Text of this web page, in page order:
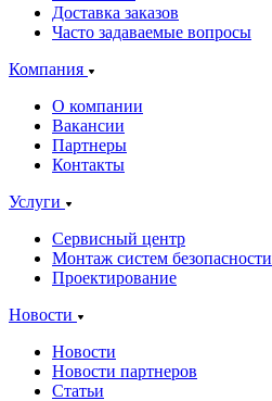
Доставка заказов
Часто задаваемые вопросы
Компания
О компании
Вакансии
Партнеры
Контакты
Услуги
Сервисный центр
Монтаж систем безопасности
Проектирование
Новости
Новости
Новости партнеров
Статьи